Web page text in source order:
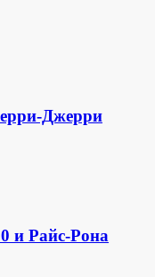
Джерри
и Райс-Рона